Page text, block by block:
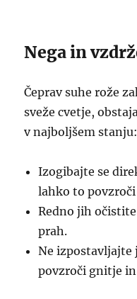
Nega in
Čeprav suhe rože
sveže cvetje,
v najboljšem stanju:
Izogibajte se
lahko to
Redno jih
prah.
Ne izpostavljajte
povzroči gnitje